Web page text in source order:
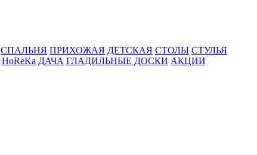
СПАЛЬНЯ ПРИХОЖАЯ ДЕТСКАЯ СТОЛЫ СТУЛЬЯ
HoReKa ДАЧА ГЛАДИЛЬНЫЕ ДОСКИ АКЦИИ